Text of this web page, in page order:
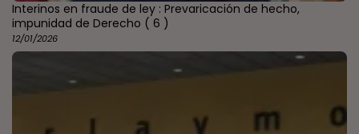
Interinos en fraude de ley : Prevaricación de hecho,
impunidad de Derecho ( 6 )
12/01/2026